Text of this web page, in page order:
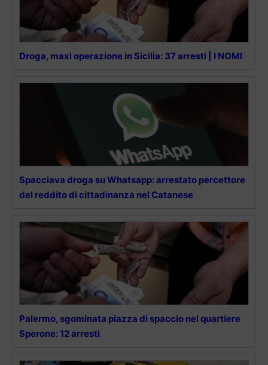
Droga, maxi operazione in Sicilia: 37 arresti | I NOMI
Spacciava droga su Whatsapp: arrestato percettore
del reddito di cittadinanza nel Catanese
Palermo, sgominata piazza di spaccio nel quartiere
Sperone: 12 arresti